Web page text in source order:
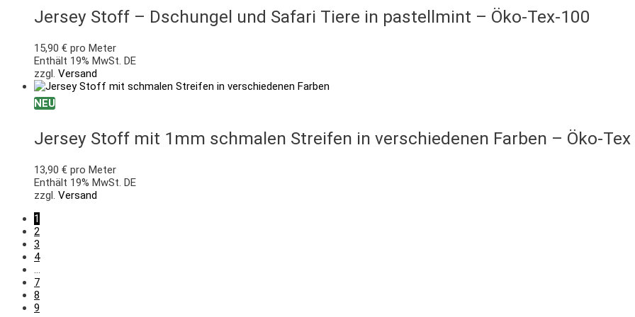
Jersey Stoff – Dschungel und Safari Tiere in pastellmint – Öko-Tex-100
15,90 € pro Meter
Enthält 19% MwSt. DE
zzgl. Versand
NEU
Jersey Stoff mit 1mm schmalen Streifen in verschiedenen Farben – Öko-Tex
13,90 € pro Meter
Enthält 19% MwSt. DE
zzgl. Versand
1
2
3
4
…
7
8
9